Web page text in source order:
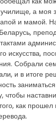
а моя
и мамой.
искусства,
Собрали
и в итоге
чтобы
как прошел